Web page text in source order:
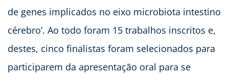
de genes implicados no eixo microbiota intestino
cérebro’. Ao todo foram 15 trabalhos inscritos e,
destes, cinco finalistas foram selecionados para
participarem da apresentação oral para se